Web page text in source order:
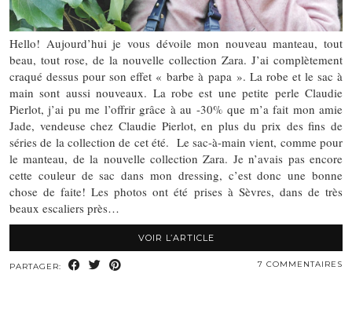
Hello! Aujourd’hui je vous dévoile mon nouveau manteau, tout
beau, tout rose, de la nouvelle collection Zara. J’ai complètement
craqué dessus pour son effet « barbe à papa ». La robe et le sac à
main sont aussi nouveaux. La robe est une petite perle Claudie
Pierlot, j’ai pu me l’offrir grâce à au -30% que m’a fait mon amie
Jade, vendeuse chez Claudie Pierlot, en plus du prix des fins de
séries de la collection de cet été. Le sac-à-main vient, comme pour
le manteau, de la nouvelle collection Zara. Je n’avais pas encore
cette couleur de sac dans mon dressing, c’est donc une bonne
chose de faite! Les photos ont été prises à Sèvres, dans de très
beaux escaliers près…
VOIR L’ARTICLE
PARTAGER: 7 COMMENTAIRES